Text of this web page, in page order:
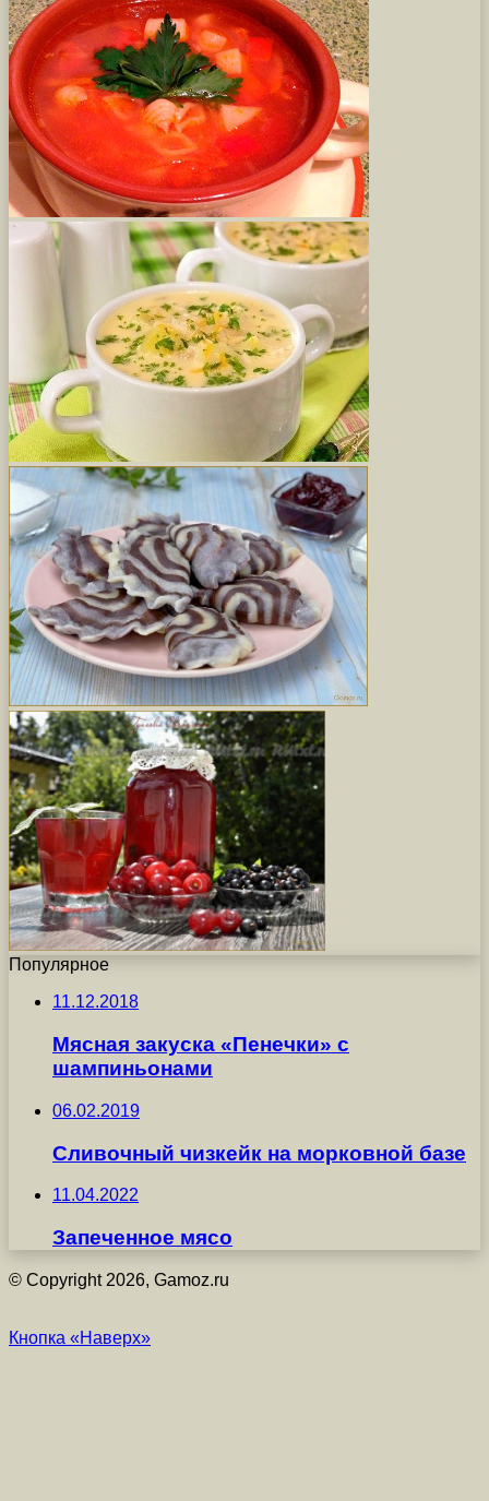
Популярное
11.12.2018
Мясная закуска «Пенечки» с
шампиньонами
06.02.2019
Сливочный чизкейк на морковной базе
11.04.2022
Запеченное мясо
© Copyright 2026, Gamoz.ru
Кнопка «Наверх»